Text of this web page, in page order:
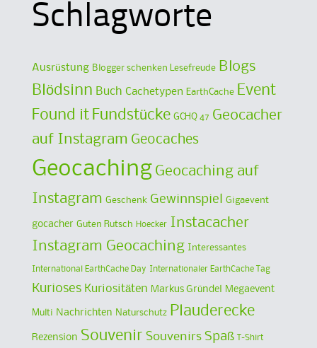
Schlagworte
Ausrüstung Blogger schenken Lesefreude Blogs
Blödsinn Buch Cachetypen EarthCache
Event
Found it Fundstücke GCHQ 47 Geocacher
auf Instagram Geocaches
Geocaching Geocaching auf
Instagram Geschenk Gewinnspiel Gigaevent
gocacher Guten Rutsch Hoecker Instacacher
Instagram Geocaching Interessantes
International EarthCache Day Internationaler EarthCache Tag
Kurioses Kuriositäten Markus Gründel Megaevent
Multi Nachrichten Naturschutz Plauderecke
Rezension Souvenir Souvenirs Spaß T-Shirt